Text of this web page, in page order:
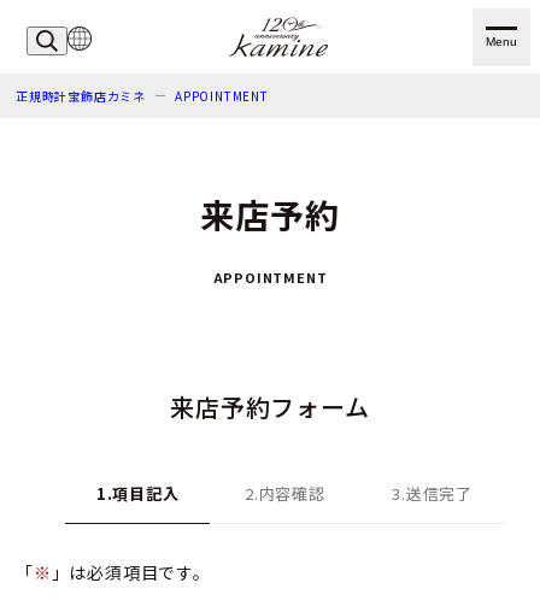
Menu
正規時計宝飾店カミネ APPOINTMENT
来店予約
APPOINTMENT
来店予約フォーム
1.項目記入 2.内容確認 3.送信完了
「※ 」は必須項目です。